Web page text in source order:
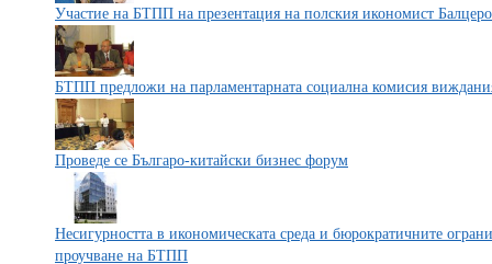
Участие на БТПП на презентация на полския икономист
БТПП предложи на парламентарната социална комисия
Проведе се Българо-китайски бизнес форум
Несигурността в икономическата среда и бюрократичните
проучване на БТПП